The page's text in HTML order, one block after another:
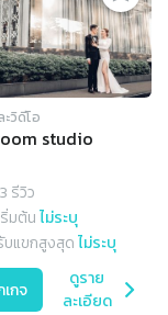
วิดีโอ
studio
3 รีวิว
ริ่มต้นไม่ระบุ
บแขกสูงสุดไม่ระบุ
กจ
ดูราย
ละเอียด